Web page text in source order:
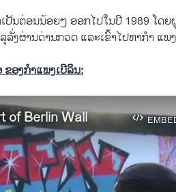
ນ​ຕ່ອນ​ນ້ອຍໆ ​ອອກ​ໄປໃນ​ປີ 1989 ໂດ
ງຜ່ານດ່ານ​ກວດ ​ແລະ​ເຂົ້າ​ໄປ​ຫາ​ກຳ ​ແພ
ອງກໍາແພງເບີລິນ:
of Berlin Wall